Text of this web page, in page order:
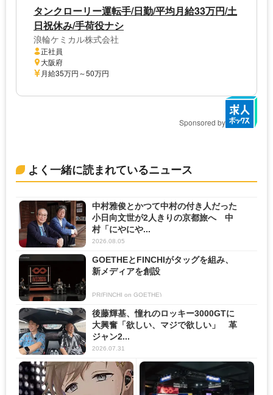
タンクローリー運転手/日勤/平均月給33万円/土
日祝休み/手荷役ナシ
浪輪ケミカル株式会社
正社員
大阪府
月給35万円～50万円
Sponsored by
よく一緒に読まれているニュース
中村雅俊とかつて中村の付き人だった
小日向文世が2人きりの京都旅へ 中
村「にやにや...
2026.08.05
GOETHEとFINCHIがタッグを組み、
新メディアを創設
PR(FINCHI on GOETHE)
後藤輝基、憧れのロッキー3000GTに
大興奮「欲しい、マジで欲しい」 革
ジャン2...
2026.07.31